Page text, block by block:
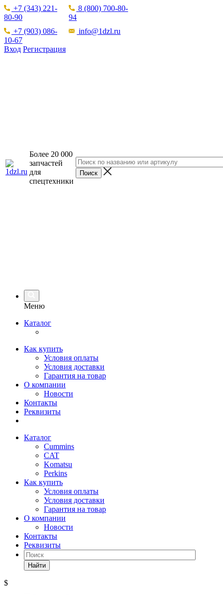
+7 (343) 221-
80-90
8 (800) 700-80-
94
+7 (903) 086-
10-67
info@1dzl.ru
Вход Регистрация
Более 20 000
запчастей
для
спецтехники
Меню
Каталог
Как купить
Условия оплаты
Условия доставки
Гарантия на товар
О компании
Новости
Контакты
Реквизиты
Каталог
Cummins
CAT
Komatsu
Perkins
Как купить
Условия оплаты
Условия доставки
Гарантия на товар
О компании
Новости
Контакты
Реквизиты
Найти
$